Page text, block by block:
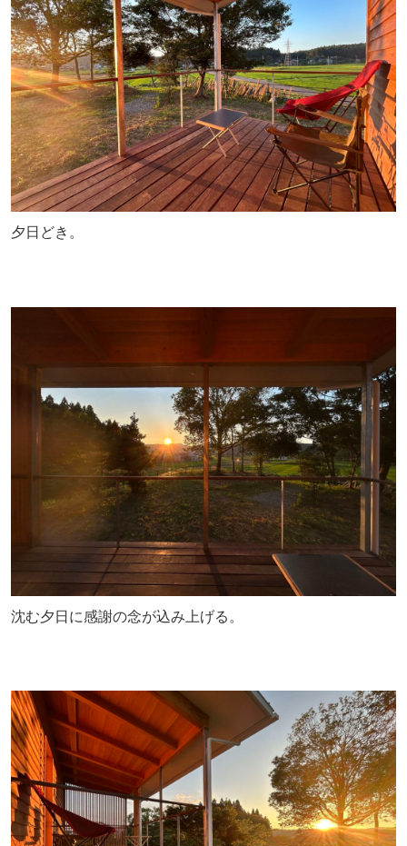
夕日どき。
沈む夕日に感謝の念が込み上げる。